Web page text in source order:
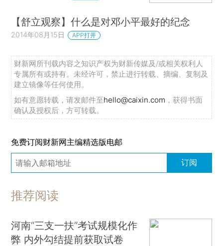
【舒立观察】什么是对邓小平最好的纪念
2014年08月15日 APP打开
财新网所刊载内容之知识产权为财新传媒及/或相关权利人
专属所有或持有。未经许可，禁止进行转载、摘编、复制及
建立镜像等任何使用。
如有意愿转载，请发邮件至hello@caixin.com ，获得书面
确认及授权后，方可转载。
免费订阅财新网主编精选版电邮
订阅
推荐阅读
河南“三支一扶”考试规模化作
弊 内外勾结提前获取试卷